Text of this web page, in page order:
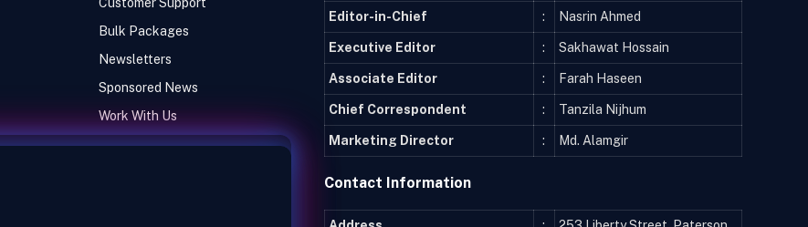
Bulk Packages
Newsletters
Sponsored News
Work With Us
Editor-in-Chief : Nasrin Ahmed
Executive Editor : Sakhawat Hossain
Associate Editor : Farah Haseen
Chief Correspondent : Tanzila Nijhum
Marketing Director : Md. Alamgir
Contact Information